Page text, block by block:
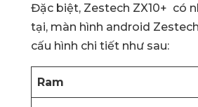
Đặc biệt, Zestech ZX10+ có
tại, màn hình android
cấu hình chi tiết như sau:
Ram